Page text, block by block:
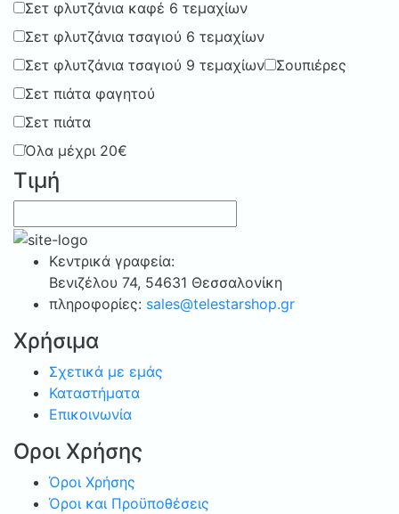
Σετ φλυτζάνια καφέ 6 τεμαχίων
Σετ φλυτζάνια τσαγιού 6 τεμαχίων
Σετ φλυτζάνια τσαγιού 9 τεμαχίων
Σουπιέρες
Σετ πιάτα φαγητού
Σετ πιάτα
Όλα μέχρι 20€
Τιμή
Κεντρικά γραφεία:
Bενιζέλου 74, 54631 Θεσσαλονίκη
πληροφορίες: sales@telestarshop.gr
Χρήσιμα
Σχετικά με εμάς
Καταστήματα
Επικοινωνία
Οροι Χρήσης
Όροι Χρήσης
Όροι και Προϋποθέσεις